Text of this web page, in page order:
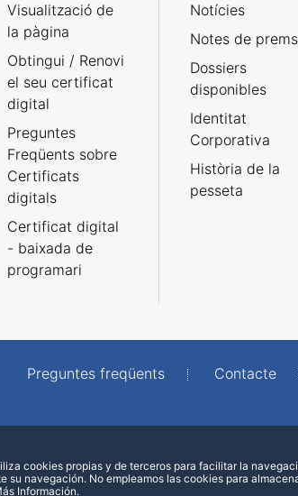
Visualització de
la pàgina
Obtingui / Renovi
el seu certificat
digital
Preguntes
Freqüents sobre
Certificats
digitals
Certificat digital
- baixada de
programari
Notícies
Notes de
Dossiers
disponibles
Identitat
Corporativa
Història de la
pesseta
Preguntes freqüents Contacte
cookies propias y de terceros para facilitar la
su navegación. No empleamos las cookies para
Información.